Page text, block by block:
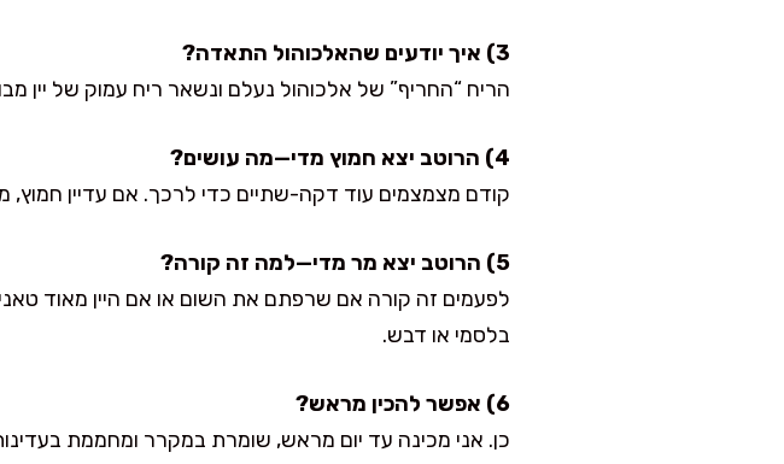
3) איך יודעים שהאלכוהול התאדה?
הריח “החריף” של אלכוהול נעלם ונשאר ריח עמוק של יין מבושל. בדרך כלל 3–5 דק׳ רתיחה
4) הרוטב יצא חמוץ מדי—מה עושים?
קודם מצמצמים עוד דקה-שתיים כדי לרכך. אם עדיין חמוץ,
5) הרוטב יצא מר מדי—למה זה קורה?
לפעמים זה קורה אם שרפתם את השום או אם היין מאוד
בלסמי או דבש.
6) אפשר להכין מראש?
כן. אני מכינה עד יום מראש, שומרת במקרר ומחממת